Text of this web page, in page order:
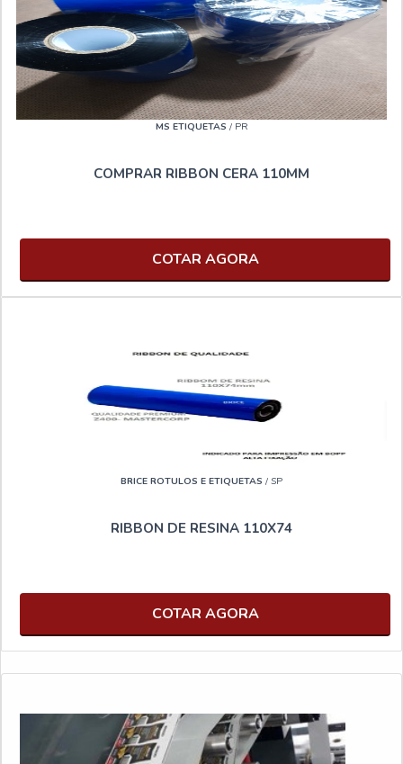
MS ETIQUETAS / PR
COMPRAR RIBBON CERA 110MM
COTAR AGORA
BRICE ROTULOS E ETIQUETAS / SP
RIBBON DE RESINA 110X74
COTAR AGORA